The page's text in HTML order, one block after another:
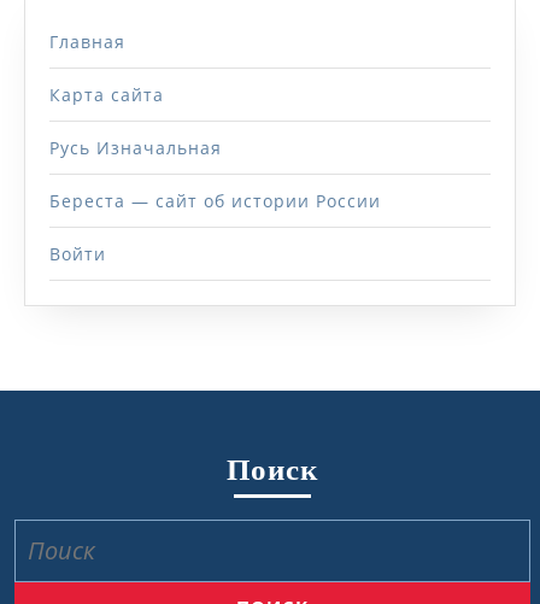
Главная
Карта сайта
Русь Изначальная
Береста — сайт об истории России
Войти
Поиск